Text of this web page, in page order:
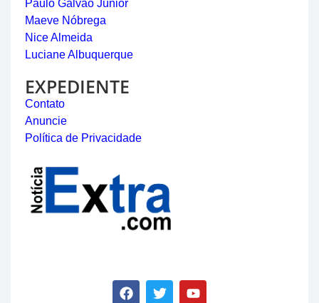
Paulo Galvão Júnior
Maeve Nóbrega
Nice Almeida
Luciane Albuquerque
EXPEDIENTE
Contato
Anuncie
Política de Privacidade